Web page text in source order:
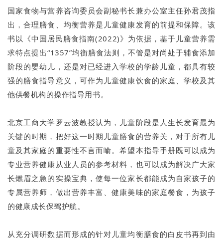
国家食物与营养咨询委员会副秘书长兼办公室主任孙君茂指
出，合理膳食、均衡营养是儿童健康发育的前提和保障。该
书以《中国居民膳食指南(2022)》为依据，基于儿童营养需
求特点提出“1357”均衡膳食法则，不管是对尚处于辅食添加
阶段的婴幼儿，还是对已经进入学校的学龄儿童，都具有较
强的膳食指导意义，可作为儿童健康饮食的家庭、学校及其
他供餐机构的操作指导用书。
北京工商大学罗云波教授认为，儿童阶段是人生长发育最为
关键的时期，把好这一时期儿童膳食的营养关，对于所有儿
童及其家庭的重要性不言而喻。希望本指导手册既可以成为
专业营养健康从业人员的参考材料，也可以成为解决广大家
长燃眉之急的实操宝典，使每一位家长都能成为自家孩子的
专属营养师，做出营养丰富、健康美味的家庭餐食，为孩子
的健康成长保驾护航。
从充分调研数据而形成的针对儿童均衡膳食的白皮书再到由